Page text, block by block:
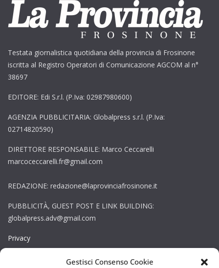
Gestisci Consenso Cookie
Testata giornalistica quotidiana della provincia di Frosinone
iscritta al Registro Operatori di Comunicazione AGCOM al n°
38697
EDITORE: Edi S.r.l. (P.Iva: 02987980600)
AGENZIA PUBBLICITARIA: Globalpress s.r.l. (P.Iva:
02714820590)
DIRETTORE RESPONSABILE: Marco Ceccarelli
marcoceccarelli.fr@gmail.com
REDAZIONE: redazione@laprovinciafrosinone.it
PUBBLICITÀ, GUEST POST E LINK BUILDING:
globalpress.adv@gmail.com
Privacy